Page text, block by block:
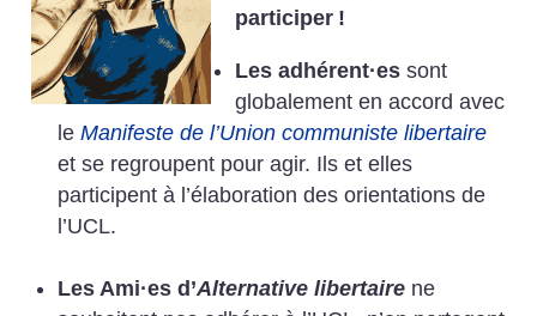
participer !
Les adhérent·es sont
globalement en accord avec
le Manifeste de l’Union communiste libertaire
et se regroupent pour agir. Ils et elles
participent à l’élaboration des orientations de
l’UCL.
Les Ami·es d’Alternative libertaire ne